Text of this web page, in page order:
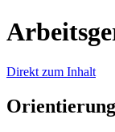
Direkt zum Inhalt